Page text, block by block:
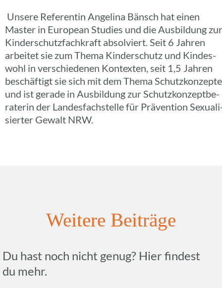
Unsere Refe­ren­tin Ange­lina Bänsch hat einen
Master in Euro­pean Studies und die Ausbil­dung zur
Kinder­schutz­fach­kraft absol­viert. Seit 6 Jahren
arbei­tet sie zum Thema Kinder­schutz und Kindes­
wohl in verschie­de­nen Kontex­ten, seit 1,5 Jahren
beschäf­tigt sie sich mit dem Thema Schutz­kon­zepte
und ist gerade in Ausbil­dung zur Schutz­kon­zept­be­
ra­te­rin der Landes­fach­stelle für Präven­tion
sier­ter Gewalt NRW.
Weitere Beiträge
Du hast noch nicht genug? Hier findest
du mehr.